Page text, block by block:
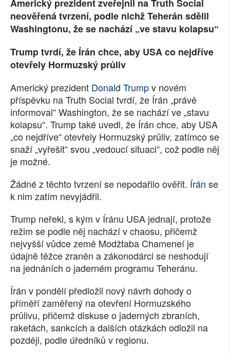
Americký prezident zveřejnil na Truth Social
neověřená tvrzení, podle nichž Teherán sdělil
Washingtonu, že se nachází „ve stavu kolapsu“
Trump tvrdí, že Írán chce, aby USA co nejdříve
otevřely Hormuzský průliv
Americký prezident Donald Trumpv novém
příspěvku na Truth Social tvrdí, že Írán „právě
informoval“ Washington, že se nachází ve „stavu
kolapsu“. Trump také uvedl, že Írán chce, aby USA
„co nejdříve“ otevřely Hormuzský průliv, zatímco se
snaží „vyřešit“ svou „vedoucí situaci“, což podle něj
je možné.
Žádné z těchto tvrzení se nepodařilo ověřit. Írán se
k nim zatím nevyjádřil.
Trump neřekl, s kým v Íránu USA jednají, protože
režim se podle něj nachází v chaosu, přičemž
nejvyšší vůdce země Modžtaba Chameneí je
údajně těžce zraněn a zákonodárci se neshodují
na jednáních o jaderném programu Teheránu.
Írán v pondělí předložil nový návrh dohody o
příměří zaměřený na otevření Hormuzského
průlivu, přičemž diskuse o jaderných zbraních,
raketách, sankcích a dalších otázkách odložil na
později, podle úředníků v regionu.